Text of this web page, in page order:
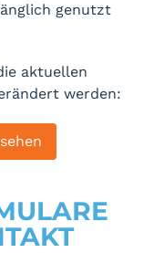
genutzt
aktuellen
werden: